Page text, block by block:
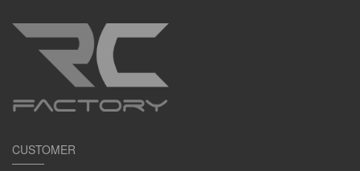
CUSTOMER